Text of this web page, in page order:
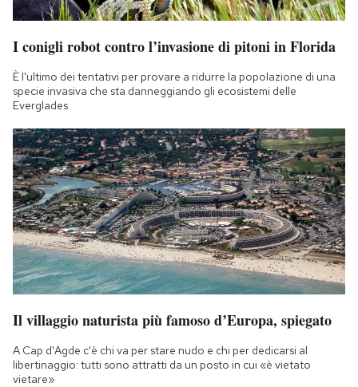
I conigli robot contro l’invasione di pitoni in Florida
È l'ultimo dei tentativi per provare a ridurre la popolazione di una
specie invasiva che sta danneggiando gli ecosistemi delle
Everglades
Il villaggio naturista più famoso d’Europa, spiegato
A Cap d'Agde c'è chi va per stare nudo e chi per dedicarsi al
libertinaggio: tutti sono attratti da un posto in cui «è vietato
vietare»